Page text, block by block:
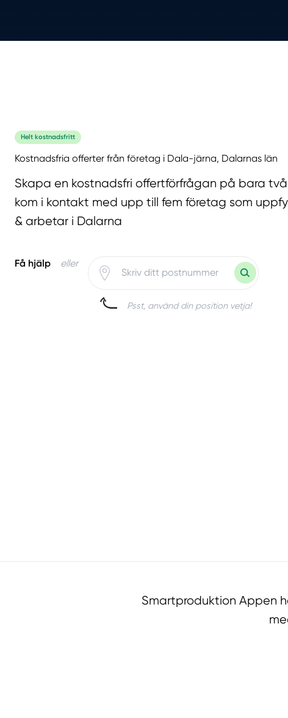
Helt kostnadsfritt
Kostnadsfria offerter från företag i Dala-järna, Dalarnas län
Skapa en kostnadsfri offertförfrågan på bara
kom i kontakt med upp till fem företag som
& arbetar i Dalarna
Få hjälp eller
Psst, använd din position vetja!
Smartproduktion Appen